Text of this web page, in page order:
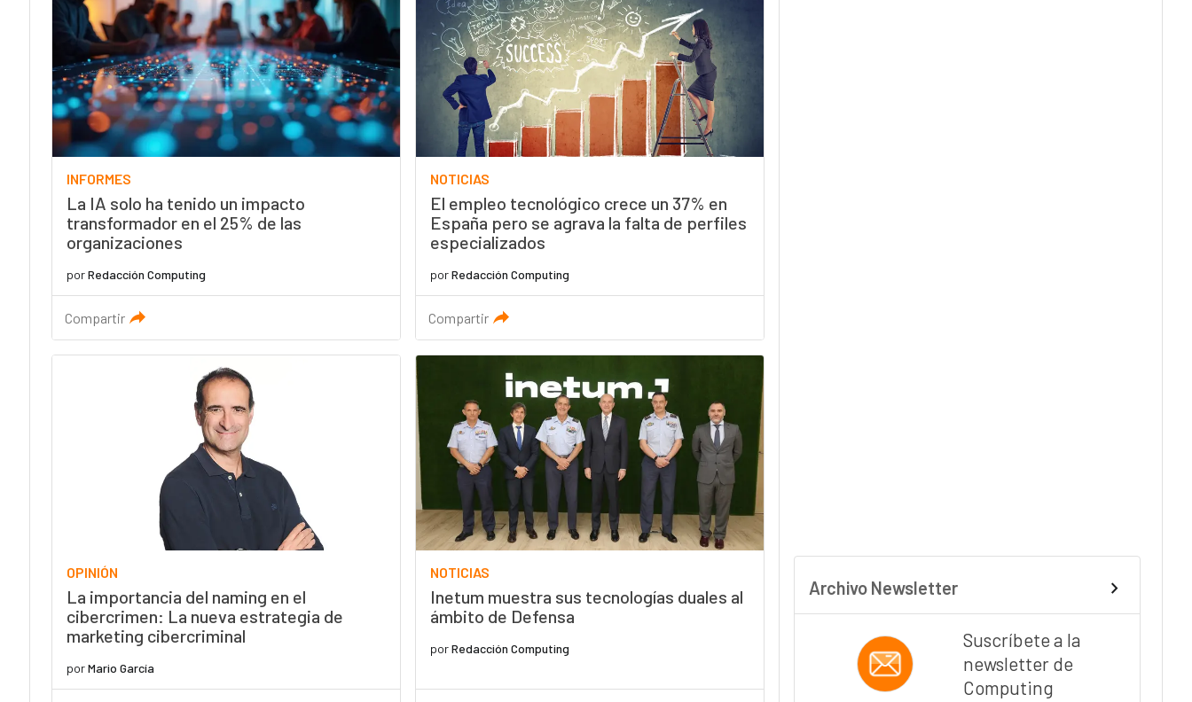
INFORMES
La IA solo ha tenido un impacto
transformador en el 25% de las
organizaciones
porRedacción Computing
Compartir
NOTICIAS
El empleo tecnológico crece un 37% en
España pero se agrava la falta de perfiles
especializados
porRedacción Computing
Compartir
OPINIÓN
La importancia del naming en el
cibercrimen: La nueva estrategia de
marketing cibercriminal
porMario García
NOTICIAS
Inetum muestra sus tecnologías duales al
ámbito de Defensa
porRedacción Computing
Archivo Newsletter
Suscríbete a la
newsletter de
Computing